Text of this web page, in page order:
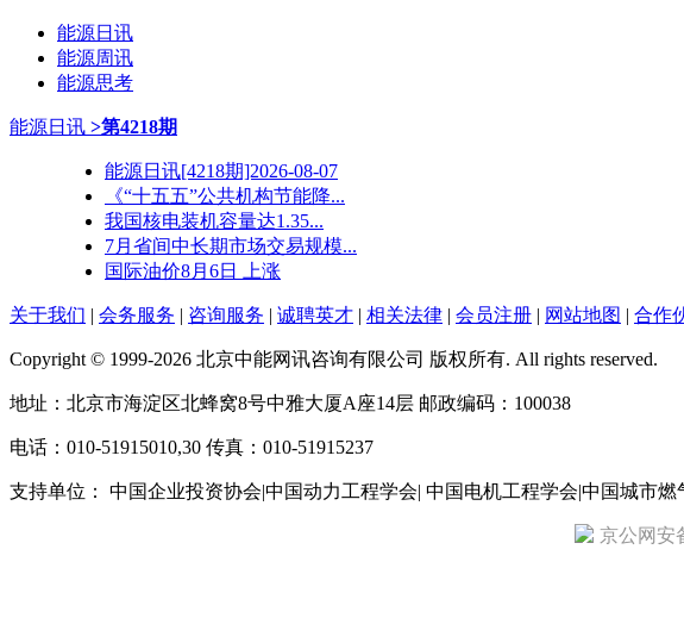
能源日讯
能源周讯
能源思考
能源日讯 >第4218期
能源日讯[4218期]2026-08-07
《“十五五”公共机构节能降...
我国核电装机容量达1.35...
7月省间中长期市场交易规模...
国际油价8月6日 上涨
关于我们 | 会务服务 | 咨询服务 | 诚聘英才 | 相关法律 | 会员注册 | 网站地图 | 合作
Copyright © 1999-2026 北京中能网讯咨询有限公司 版权所有. All rights reserved.
地址：北京市海淀区北蜂窝8号中雅大厦A座14层 邮政编码：100038
电话：010-51915010,30 传真：010-51915237
支持单位： 中国企业投资协会|中国动力工程学会| 中国电机工程学会|中国城市
京公网安